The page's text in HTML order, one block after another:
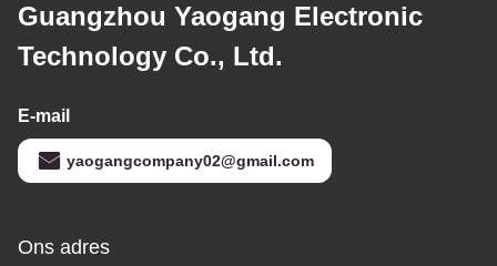
Guangzhou Yaogang Electronic
Technology Co., Ltd.
E-mail
yaogangcompany02@gmail.com
Ons adres